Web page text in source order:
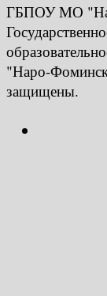
ГБПОУ МО
"Наро-
защищены.